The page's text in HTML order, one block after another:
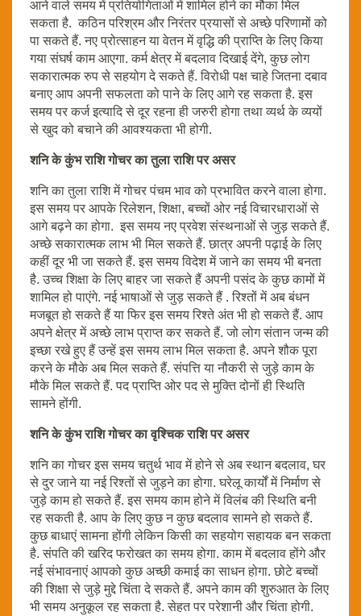
आने वाले समय में प्रतियोगिताओं में शामिल होने का मौका मिल
सकता है. कठिन परिश्रम और निरंतर प्रयासों से अच्छे परिणामों को
पा सकते हैं. नए प्रोत्साहन या वेतन में वृद्धि की प्राप्ति के लिए किया
गया संघर्ष काम आएगा. कर्म क्षेत्र में बदलाव दिखाई देंगे, कुछ लोग
सकारात्मक रुप से सहयोग दे सकते हैं. विरोधी पक्ष चाहे जितना दबाव
बनाए आप अपनी सफलता को पाने के लिए आगे रह सकता है. इस
समय पर कर्ज इत्यादि से दूर रहना ही जरुरी होगा तथा व्यर्थ के व्ययों
से खुद को बचाने की आवश्यकता भी होगी.
शनि के कुंभ राशि गोचर का तुला राशि पर असर
शनि का तुला राशि में गोचर पंचम भाव को प्रभावित करने वाला होगा.
इस समय पर आपके रिलेशन, शिक्षा, बच्चों ओर नई विचारधाराओं से
आगे बढ़ने का होगा. इस समय नए प्रवेश संस्थनाओं से जुड़ सकते हैं.
अच्छे सकारात्मक लाभ भी मिल सकते हैं. छात्र अपनी पढ़ाई के लिए
कहीं दूर भी जा सकते हैं. इस समय विदेश में जाने का समय भी बनता
है. उच्च शिक्षा के लिए बाहर जा सकते हैं अपनी पसंद के कुछ कामों में
शामिल हो पाएंगे. नई भाषाओं से जुड़ सकते हैं . रिश्तों में अब बंधन
मजबूत हो सकते हैं या फिर इस समय रिश्ते अंत भी हो सकते हैं. आप
अपने क्षेत्र में अच्छे लाभ प्राप्त कर सकते हैं. जो लोग संतान जन्म की
इच्छा रखे हुए हैं उन्हें इस समय लाभ मिल सकता है. अपने शौक पूरा
करने के मौके अब मिल सकते हैं. संपत्ति या नौकरी से जुड़े काम के
मौके मिल सकते हैं. पद प्राप्ति ओर पद से मुक्ति दोनों ही स्थिति
सामने होंगी.
शनि के कुंभ राशि गोचर का वृश्चिक राशि पर असर
शनि का गोचर इस समय चतुर्थ भाव में होने से अब स्थान बदलाव, घर
से दुर जाने या नई रिश्तों से जुड़ने का होगा. घरेलू कार्यों में निर्माण से
जुड़े काम हो सकते हैं. इस समय काम होने में विलंब की स्थिति बनी
रह सकती है. आप के लिए कुछ न कुछ बदलाव सामने हो सकते हैं.
कुछ बाधाएं सामना होंगी लेकिन किसी का सहयोग सहायक बन सकता
है. संपति की खरिद फरोखत का समय होगा. काम में बदलाव होंगे और
नई संभावनाएं आपको कुछ अच्छी कमाई का साधन होगा. छोटे बच्चों
की शिक्षा से जुड़े मुद्दे चिंता दे सकते हैं. अपने काम की शुरुआत के लिए
भी समय अनुकूल रह सकता है. सेहत पर परेशानी और चिंता होगी.